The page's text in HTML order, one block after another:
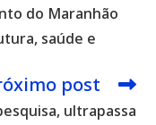
do Maranhão
saúde e
post
ultrapassa